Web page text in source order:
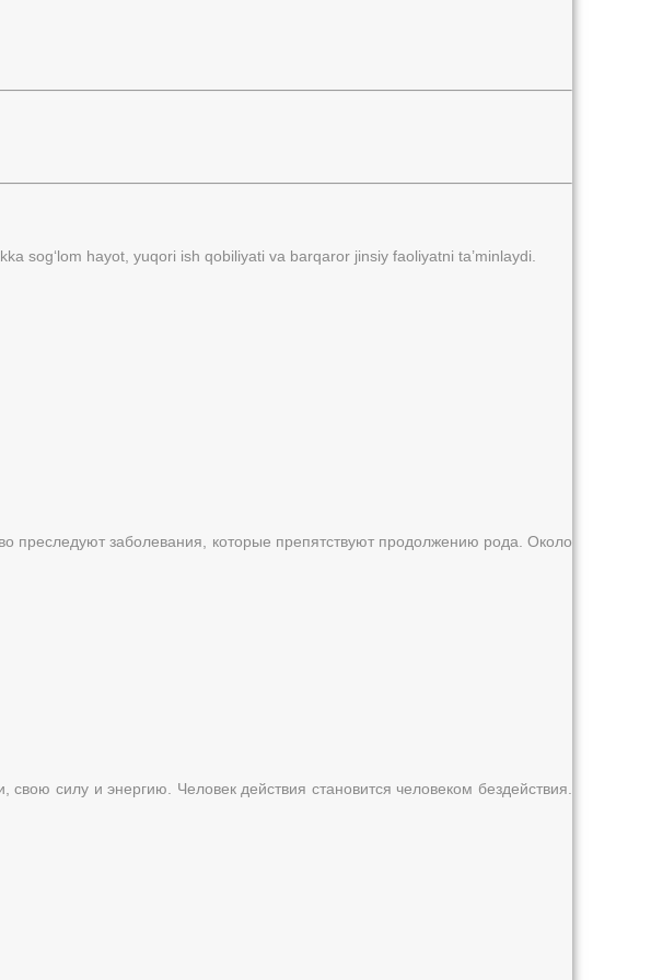
sog‘lom hayot, yuqori ish qobiliyati va barqaror jinsiy faoliyatni ta’minlaydi.
преследуют заболевания, которые препятствуют продолжению рода. Около
силу и энергию. Человек действия становится человеком бездействия.